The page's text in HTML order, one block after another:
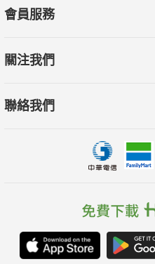
會員服務
關注我們
聯絡我們